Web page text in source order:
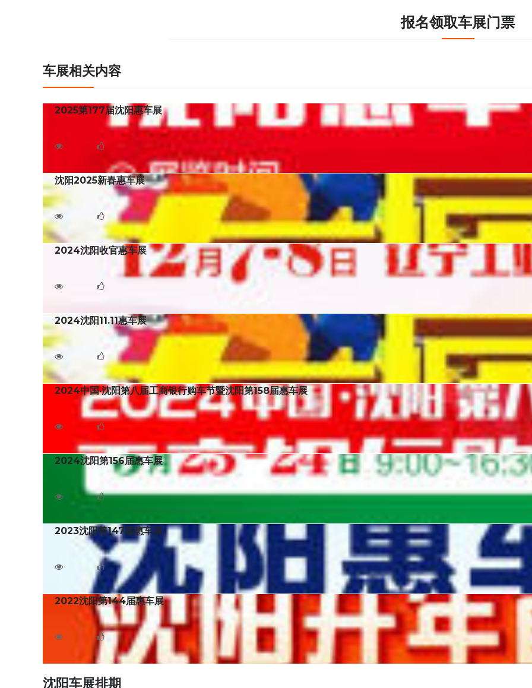
报名领取车展门票
车展相关内容
2025第177届沈阳惠车展
2025第177届沈阳惠车展将于2025年10月25日至26日在辽宁沈阳辽宁工业展览馆盛大举行！
1374
沈阳2025新春惠车展
沈阳2025新春惠车展将于2025年2月15日至16日在辽宁沈阳苏家屯国际展览中心盛大举行！
4908
3
2024沈阳收官惠车展
2024沈阳收官惠车展将于2024年12月7日至8日在辽宁沈阳辽宁工业展览馆盛大举行！
3050
2024沈阳11.11惠车展
2024沈阳11.11惠车展将于2024年11月8日至10日在辽宁沈阳辽宁工业展览馆盛大举行！
3092
1
2024中国·沈阳第八届工商银行购车节暨沈阳第158届惠车展
2024中国·沈阳第八届工商银行购车节暨沈阳第158届惠车展将于2024年6月14日至16日在辽宁沈阳辽宁工业展览馆盛大举行！
5039
2024沈阳第156届惠车展
2024沈阳第156届惠车展将于2024年3月23日至24日在辽宁沈阳辽宁工业展览馆盛大举行！
3802
0
2023沈阳第147届惠车展
2023沈阳第147届惠车展将于2023年4月15日至16日在辽宁沈阳辽宁工业展览馆盛大举行！
4806
0
2022沈阳第144届惠车展
2022沈阳第144届惠车展将于2023年2月10日至12日在沈阳辽宁工业展览馆盛大举行！
5924
0
沈阳车展排期